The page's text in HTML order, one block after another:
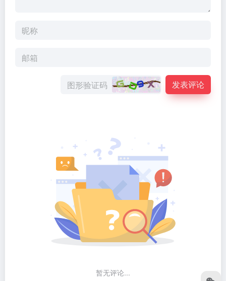
发表评论
暂无评论...